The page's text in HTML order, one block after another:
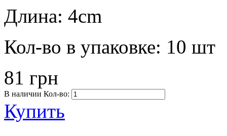
Длина: 4cm
Кол-во в упаковке: 10 шт
81 грн
В наличии Кол-во:
Купить